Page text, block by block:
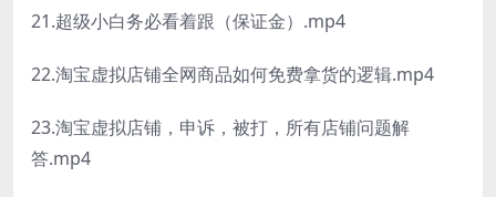
21.超级小白务必看着跟（保证金）.mp4
22.淘宝虚拟店铺全网商品如何免费拿货的逻辑.mp4
23.淘宝虚拟店铺，申诉，被打，所有店铺问题解
答.mp4